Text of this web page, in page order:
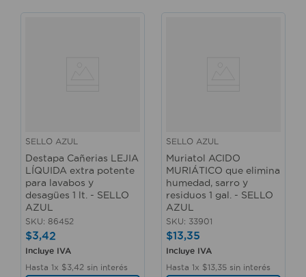
SELLO AZUL
Destapa Cañerias LEJIA
LÍQUIDA extra potente
para lavabos y
desagües 1 lt. - SELLO
AZUL
SKU: 86452
$3,42
Incluye IVA
Hasta 1x $3 42 sin interés
SELLO AZUL
Muriatol ACIDO
MURIÁTICO que elimina
humedad, sarro y
residuos 1 gal. - SELLO
AZUL
SKU: 33901
$13,35
Incluye IVA
Hasta 1x $13 35 sin interés